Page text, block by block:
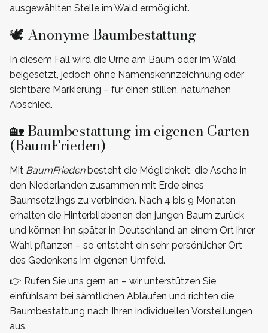
ausgewählten Stelle im Wald ermöglicht.
🕊️ Anonyme Baumbestattung
In diesem Fall wird die Urne am Baum oder im Wald
beigesetzt, jedoch ohne Namenskennzeichnung oder
sichtbare Markierung – für einen stillen, naturnahen
Abschied.
🏡 Baumbestattung im eigenen Garten
(BaumFrieden)
Mit BaumFriedenbesteht die Möglichkeit, die Asche in
den Niederlanden zusammen mit Erde eines
Baumsetzlings zu verbinden. Nach 4 bis 9 Monaten
erhalten die Hinterbliebenen den jungen Baum zurück
und können ihn später in Deutschland an einem Ort ihrer
Wahl pflanzen – so entsteht ein sehr persönlicher Ort
des Gedenkens im eigenen Umfeld.
👉 Rufen Sie uns gern an – wir unterstützen Sie
einfühlsam bei sämtlichen Abläufen und richten die
Baumbestattung nach Ihren individuellen Vorstellungen
aus.